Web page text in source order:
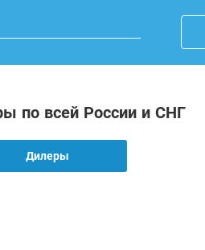
по всей России и СНГ
Дилеры